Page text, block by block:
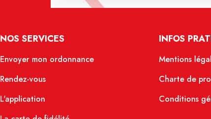
NOS SERVICES
Envoyer mon ordonnance
Rendez-vous
L'application
INFOS
Mentions
Charte de
Conditions